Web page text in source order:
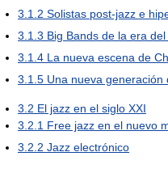
3.1.2 Solistas post-jazz e
3.1.3 Big Bands de la era
3.1.4 La nueva escena de
3.1.5 Una nueva
3.2 El jazz en el siglo XXI
3.2.1 Free jazz en el nuevo
3.2.2 Jazz electrónico